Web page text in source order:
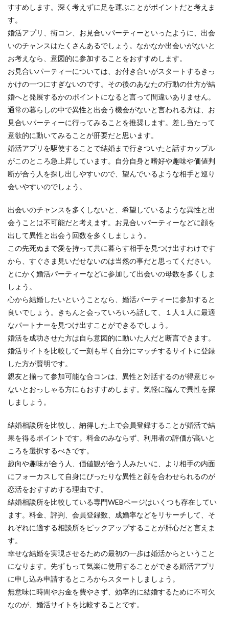
すすめします。深く考えずに足を運ぶことがポイントだと考えま
す。
婚活アプリ、街コン、お見合いパーティーといったように、出会
いのチャンスはたくさんあるでしょう。なかなか出会いがないと
お考えなら、意図的に参加することをおすすめします。
お見合いパーティーについては、お付き合いがスタートするきっ
かけの一つにすぎないのです。その後のあなたの行動の仕方が結
婚へと発展するかのポイントになると言って間違いありません。
通常の暮らしの中で異性と出会う機会がないと言われる方は、お
見合いパーティーに行ってみることを推奨します。差し当たって
意欲的に動いてみることが肝要だと思います。
婚活アプリを駆使することで結婚まで行きついたと話すカップル
がこのところ急上昇しています。自分自身と嗜好や趣味や価値判
断が合う人を探し出しやすいので、望んでいるような相手と巡り
会いやすいのでしょう。
出会いのチャンスを多くしないと、希望しているような異性と出
会うことは不可能だと考えます。お見合いパーティーなどに顔を
出して異性と出会う回数を多くしましょう。
この先死ぬまで愛を持って共に暮らす相手を見つけ出すわけです
から、すぐさま見いだせないのは当然の事だと思ってください。
とにかく婚活パーティーなどに参加して出会いの母数を多くしま
しょう。
心から結婚したいということなら、婚活パーティーに参加すると
良いでしょう。きちんと会っていろいろ話して、１人１人に最適
なパートナーを見つけ出すことができるでしょう。
婚活を成功させた方は自ら意図的に動いた人だと断言できます。
婚活サイトを比較して一刻も早く自分にマッチするサイトに登録
した方が賢明です。
親友と揃って参加可能な合コンは、異性と対話するのが得意じゃ
ないとおっしゃる方にもおすすめします。気軽に臨んで異性を探
しましょう。
結婚相談所を比較し、納得した上で会員登録することが婚活で結
果を得るポイントです。料金のみならず、利用者の評価が高いと
ころを選択するべきです。
趣向や趣味が合う人、価値観が合う人みたいに、より相手の内面
にフォーカスして自身にぴったりな異性と顔を合わせられるのが
恋活をおすすめする理由です。
結婚相談所を比較している専門WEBページはいくつも存在してい
ます。料金、評判、会員登録数、成婚率などをリサーチして、そ
れぞれに適する相談所をピックアップすることが肝心だと言えま
す。
幸せな結婚を実現させるための最初の一歩は婚活からということ
になります。先ずもって気楽に使用することができる婚活アプリ
に申し込み申請するところからスタートしましょう。
無意味に時間やお金を費やさず、効率的に結婚するために不可欠
なのが、婚活サイトを比較することです。